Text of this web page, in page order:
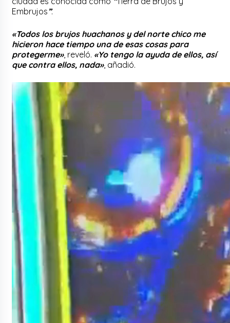
Embrujos”.
«Todos los brujos huachanos y del norte chico me
hicieron hace tiempo una de esas cosas para
protegerme», reveló. «Yo tengo la ayuda de ellos, así
que contra ellos, nada», añadió.